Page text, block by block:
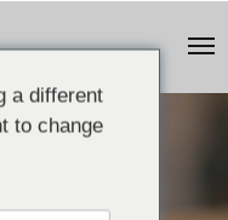
a different
to change